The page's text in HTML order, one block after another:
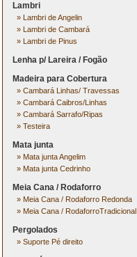
Lambri
» Lambri de Angelin
» Lambri de Cambará
» Lambri de Pinus
Lenha p/ Lareira / Fogão
Madeira para Cobertura
» Cambará Linhas/ Travessas
» Cambará Caibros/Linhas
» Cambará Sarrafo/Ripas
» Testeira
Mata junta
» Mata junta Angelim
» Mata junta Cedrinho
Meia Cana / Rodaforro
» Meia Cana / Rodaforro Redonda
» Meia Cana / RodaforroTradicional
Pergolados
» Suporte Pé direito